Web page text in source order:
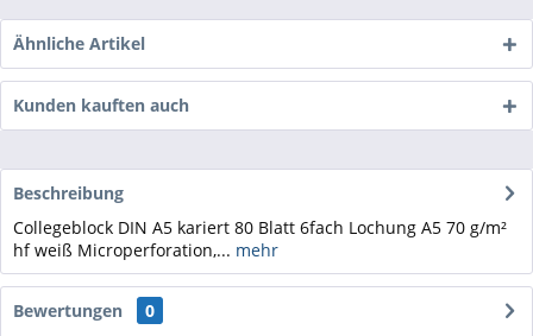
Ähnliche Artikel
Kunden kauften auch
Beschreibung
Collegeblock DIN A5 kariert 80 Blatt 6fach Lochung A5 70 g/m²
hf weiß Microperforation,... mehr
Bewertungen
0